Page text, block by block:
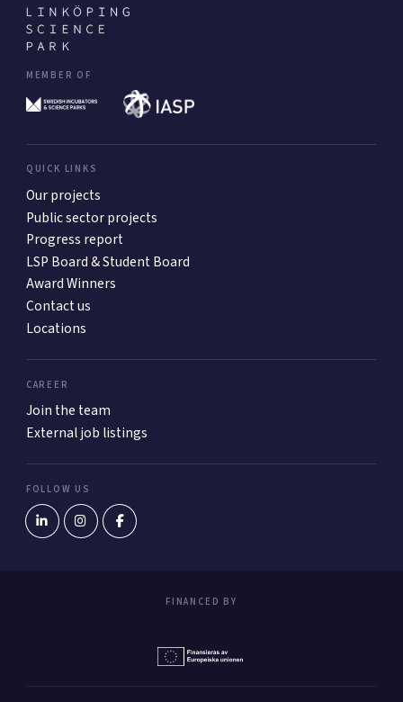
MEMBER OF
QUICK LINKS
Our projects
Public sector projects
Progress report
LSP Board & Student Board
Award Winners
Contact us
Locations
CAREER
Join the team
External job listings
FOLLOW US
FINANCED BY